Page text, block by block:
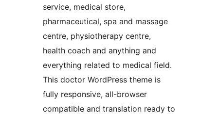
service, medical store,
pharmaceutical, spa and massage
centre, physiotherapy centre,
health coach and anything and
everything related to medical field.
This doctor WordPress theme is
fully responsive, all-browser
compatible and translation ready to